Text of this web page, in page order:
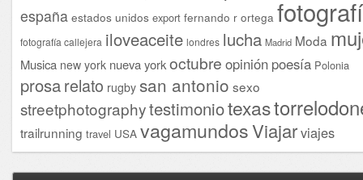
españa estados unidos export fernando r ortega
fotografía callejera iloveaceite londres lucha Madrid Moda
Musica new york nueva yorkoctubre opinión poesía Polonia
prosarelato rugby san antonio sexo
streetphotographytestimoniotexas
trailrunning travel USA vagamundosViajarviajes